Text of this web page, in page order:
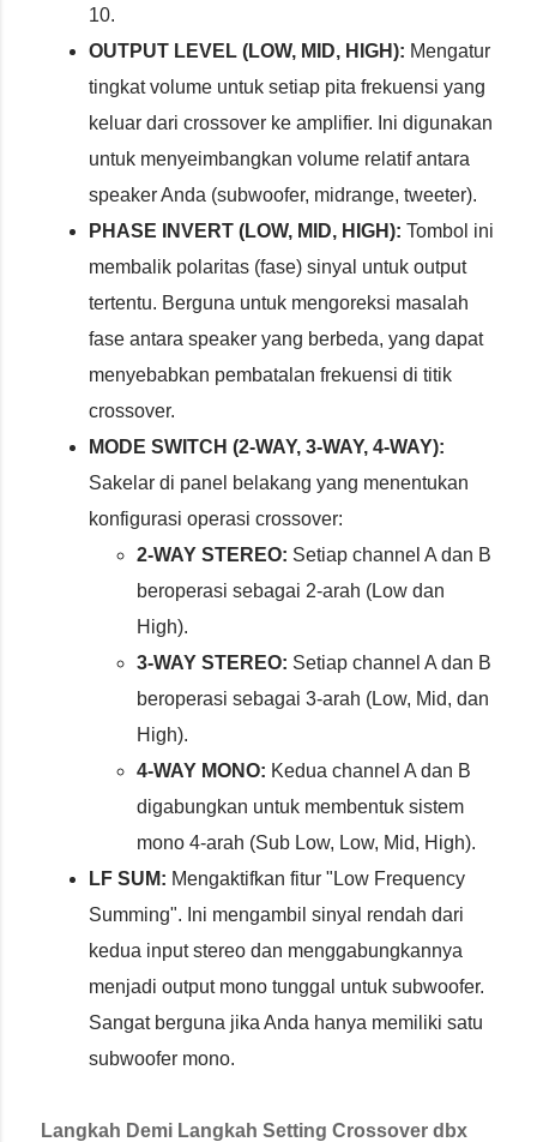
10.
OUTPUT LEVEL (LOW, MID, HIGH): Mengatur
tingkat volume untuk setiap pita frekuensi yang
keluar dari crossover ke amplifier. Ini digunakan
untuk menyeimbangkan volume relatif antara
speaker Anda (subwoofer, midrange, tweeter).
PHASE INVERT (LOW, MID, HIGH): Tombol ini
membalik polaritas (fase) sinyal untuk output
tertentu. Berguna untuk mengoreksi masalah
fase antara speaker yang berbeda, yang dapat
menyebabkan pembatalan frekuensi di titik
crossover.
MODE SWITCH (2-WAY, 3-WAY, 4-WAY):
Sakelar di panel belakang yang menentukan
konfigurasi operasi crossover:
2-WAY STEREO: Setiap channel A dan B
beroperasi sebagai 2-arah (Low dan
High).
3-WAY STEREO: Setiap channel A dan B
beroperasi sebagai 3-arah (Low, Mid, dan
High).
4-WAY MONO: Kedua channel A dan B
digabungkan untuk membentuk sistem
mono 4-arah (Sub Low, Low, Mid, High).
LF SUM: Mengaktifkan fitur "Low Frequency
Summing". Ini mengambil sinyal rendah dari
kedua input stereo dan menggabungkannya
menjadi output mono tunggal untuk subwoofer.
Sangat berguna jika Anda hanya memiliki satu
subwoofer mono.
Langkah Demi Langkah Setting Crossover dbx